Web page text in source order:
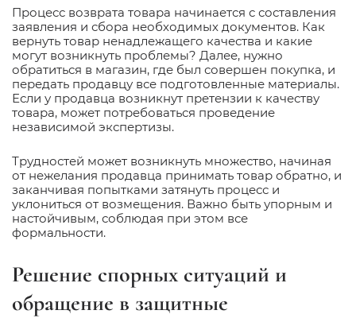
Процесс возврата товара начинается с составления
заявления и сбора необходимых документов. Как
вернуть товар ненадлежащего качества и какие
могут возникнуть проблемы? Далее, нужно
обратиться в магазин, где был совершен покупка, и
передать продавцу все подготовленные материалы.
Если у продавца возникнут претензии к качеству
товара, может потребоваться проведение
независимой экспертизы.
Трудностей может возникнуть множество, начиная
от нежелания продавца принимать товар обратно, и
заканчивая попытками затянуть процесс и
уклониться от возмещения. Важно быть упорным и
настойчивым, соблюдая при этом все
формальности.
Решение спорных ситуаций и
обращение в защитные